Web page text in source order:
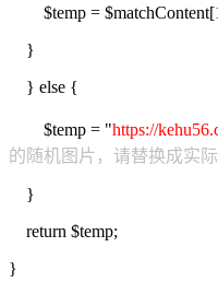
$temp =
}
} else {
$temp = "https://
的随机图片，请替换成实
}
return $temp;
}